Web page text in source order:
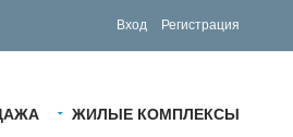
Вход Регистрация
ЖИЛЫЕ КОМПЛЕКСЫ